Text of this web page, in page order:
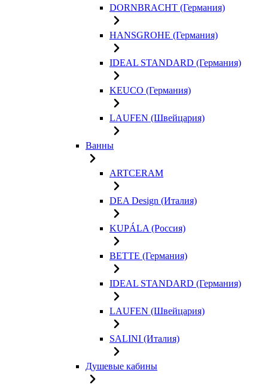
DORNBRACHT (Германия)
HANSGROHE (Германия)
IDEAL STANDARD (Германия)
KEUCO (Германия)
LAUFEN (Швейцария)
Ванны
ARTCERAM
DEA Design (Италия)
KUPÁLA (Россия)
BETTE (Германия)
IDEAL STANDARD (Германия)
LAUFEN (Швейцария)
SALINI (Италия)
Душевые кабины